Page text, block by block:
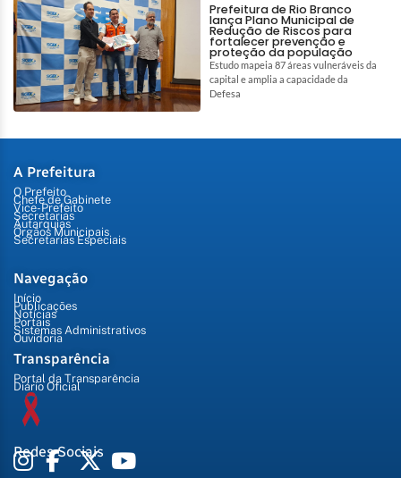
Prefeitura de Rio Branco
lança Plano Municipal de
Redução de Riscos para
fortalecer prevenção e
proteção da população
Estudo mapeia 87 áreas vulneráveis da
capital e amplia a capacidade da
Defesa
A Prefeitura
O Prefeito
Chefe de Gabinete
Vice-Prefeito
Secretarias
Autarquias
Órgãos Municipais
Secretarias Especiais
Navegação
Início
Publicações
Notícias
Portais
Sistemas Administrativos
Ouvidoria
Transparência
Portal da Transparência
Diário Oficial
Redes Sociais